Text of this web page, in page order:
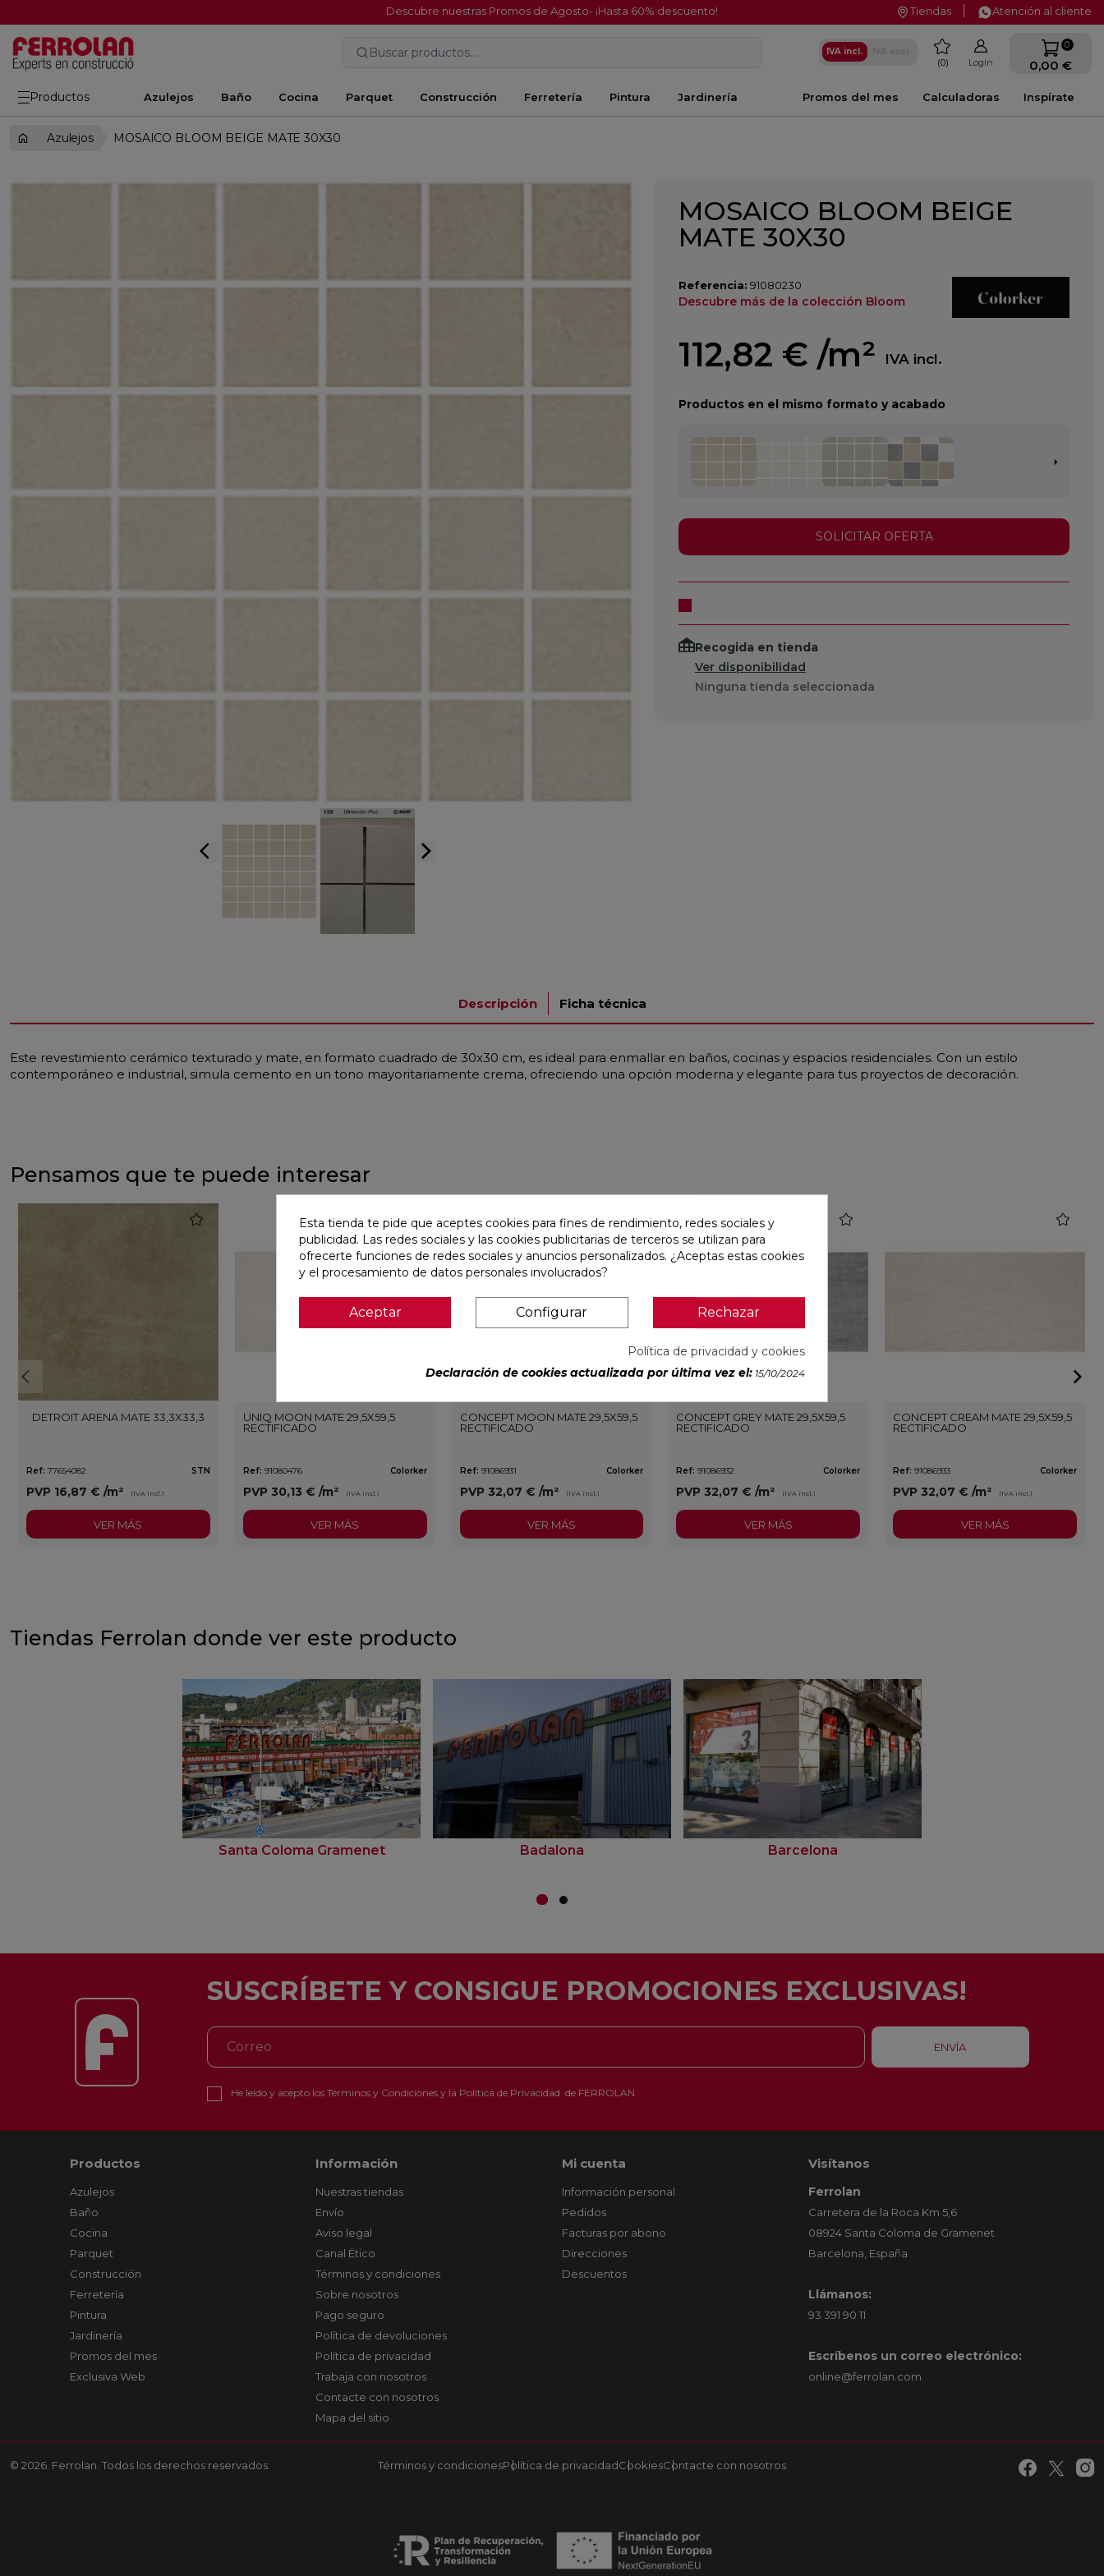
Descubre nuestras Promos de Agosto- ¡Hasta 60% descuento! Tiendas Atención al cliente
Buscar productos... IVA incl. favorite
0 Login
0
0,00 €
Productos Azulejos Baño Cocina Parquet Construcción Ferretería Pintura Jardinería Inspírate
Calculadoras
Promos del mes
Azulejos MOSAICO BLOOM BEIGE MATE 30X30
arrow_back_ios arrow_forward_ios
MOSAICO BLOOM BEIGE
MATE 30X30
Referencia: 91080230
Descubre más de la colección Bloom
112,82 € /m² IVA incl.
Productos en el mismo formato y acabado
SOLICITAR OFERTA
Recogida en tienda
Ver disponibilidad
Ninguna tienda seleccionada
Descripción Ficha técnica
Este revestimiento cerámico texturado y mate, en formato cuadrado de 30x30 cm, es ideal para enmallar en baños, cocinas y espacios residenciales. Con un estilo
contemporáneo e industrial, simula cemento en un tono mayoritariamente crema, ofreciendo una opción moderna y elegante para tus proyectos de decoración.
Pensamos que te puede interesar
DETROIT ARENA MATE 33,3X33,3
Ref: 77654082 STN
PVP 16,87 € /m² (IVA incl.)
favorite
VER MÁS
UNIQ MOON MATE 29,5X59,5
RECTIFICADO
Ref: 91080476 Colorker
PVP 30,13 € /m² (IVA incl.)
favorite
VER MÁS
CONCEPT MOON MATE 29,5X59,5
RECTIFICADO
Ref: 91086931 Colorker
PVP 32,07 € /m² (IVA incl.)
favorite
VER MÁS
CONCEPT GREY MATE 29,5X59,5
RECTIFICADO
Ref: 91086932 Colorker
PVP 32,07 €/m² (IVA incl.)
VER MÁS
CONCEPT CREAM MATE 29,5X59,5
RECTIFICADO
Ref: 91086933 Colorker
PVP 32,07 €/m² (IVA incl.)
favorite
VER MÁS
Tiendas Ferrolan donde ver este producto
Santa Coloma Gramenet Badalona Barcelona
SUSCRÍBETE Y CONSIGUE PROMOCIONES EXCLUSIVAS!
He leído y acepto los Términos y Condicionesy la Política de Privacidad de FERROLAN
Productos
Azulejos
Baño
Cocina
Parquet
Construcción
Ferretería
Pintura
Jardinería
Promos del mes
Exclusiva Web
Información
Nuestras tiendas
Envío
Aviso legal
Canal Ético
Términos y condiciones
Sobre nosotros
Pago seguro
Política de devoluciones
Política de privacidad
Trabaja con nosotros
Contacte con nosotros
Mapa del sitio
Mi cuenta
Información personal
Pedidos
Facturas por abono
Direcciones
Descuentos
Visítanos
Ferrolan
Carretera de la Roca Km 5,6
08924 Santa Coloma de Gramenet
Barcelona, España
Llámanos:
93 391 90 11
Escríbenos un correo electrónico:
online@ferrolan.com
© 2026. Ferrolan. Todos los derechos reservados. Términos y condicionesPolítica de privacidadCookiesContacte con nosotros
Esta tienda te pide que aceptes cookies para fines de rendimiento, redes sociales y
publicidad. Las redes sociales y las cookies publicitarias de terceros se utilizan para
ofrecerte funciones de redes sociales y anuncios personalizados. ¿Aceptas estas cookies
y el procesamiento de datos personales involucrados?
Aceptar Configurar Rechazar
Política de privacidad y cookies
Declaración de cookies actualizada por última vez el: 15/10/2024